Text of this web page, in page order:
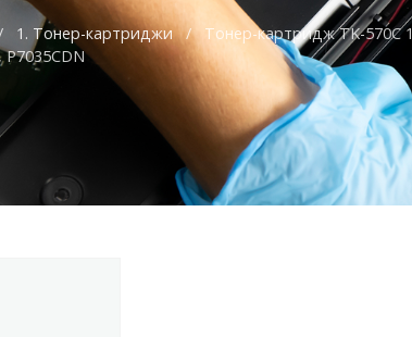
1. Тонер-картриджи /
Тонер-картридж TK-570C
P7035CDN